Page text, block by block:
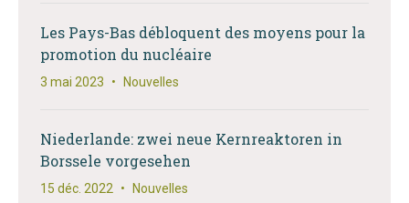
Les Pays-Bas débloquent des moyens pour la
promotion du nucléaire
3 mai 2023 • Nouvelles
Niederlande: zwei neue Kernreaktoren in
Borssele vorgesehen
15 déc. 2022 • Nouvelles